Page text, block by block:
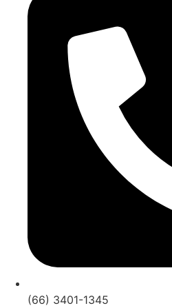
(66) 3401-1345